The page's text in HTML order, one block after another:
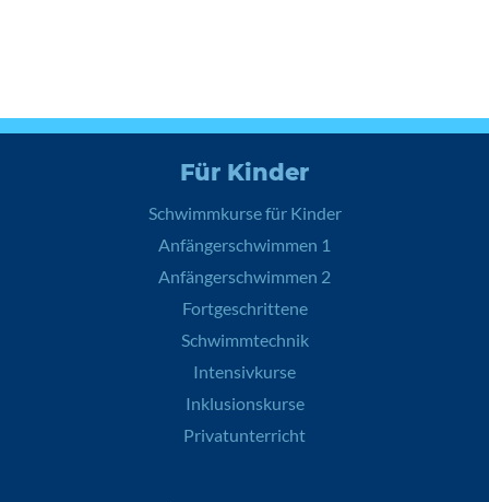
Für Kinder
Schwimmkurse für Kinder
Anfängerschwimmen 1
Anfängerschwimmen 2
Fortgeschrittene
Schwimmtechnik
Intensivkurse
Inklusionskurse
Privatunterricht